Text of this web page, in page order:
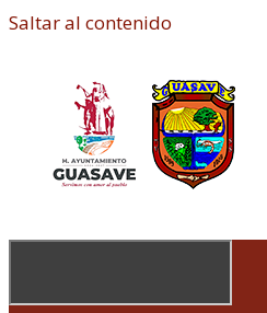
Saltar al contenido